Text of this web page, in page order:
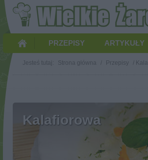
PRZEPISY ARTYKUŁY
Jesteś tutaj: Strona główna / Przepisy /
Kalafiorowa